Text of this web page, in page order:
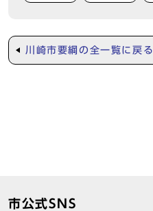
川崎市要綱の全一覧に戻る
市公式SNS